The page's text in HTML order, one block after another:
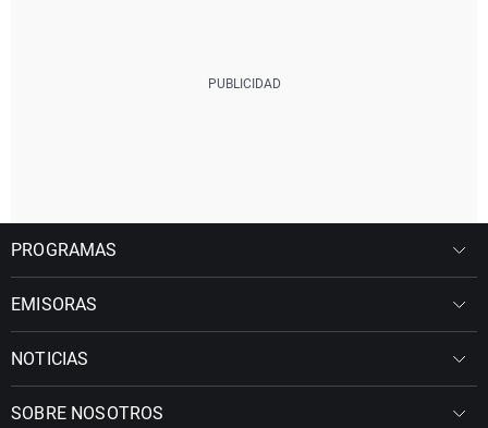
PROGRAMAS
EMISORAS
NOTICIAS
SOBRE NOSOTROS